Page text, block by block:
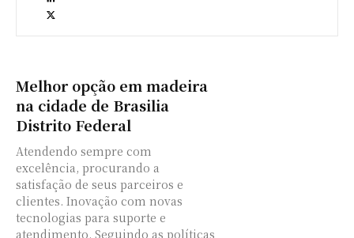
Melhor opção em madeira
na cidade de Brasilia
Distrito Federal
Atendendo sempre com
excelência, procurando a
satisfação de seus parceiros e
clientes. Inovação com novas
tecnologias para suporte e
atendimento. Seguindo as políticas